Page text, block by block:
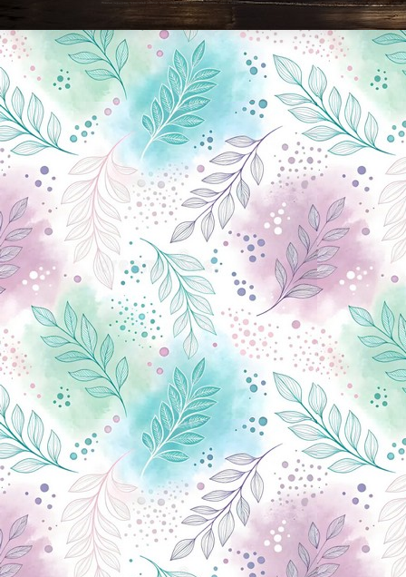
Новини Чернігова, Чернігівські новини, Чернігівський формат, новини Чернігова, події в Чернігові: політика, економіка, аналітика, культура, відеоновини, екологія, спортивний Чернігів, туризм, Чернігів